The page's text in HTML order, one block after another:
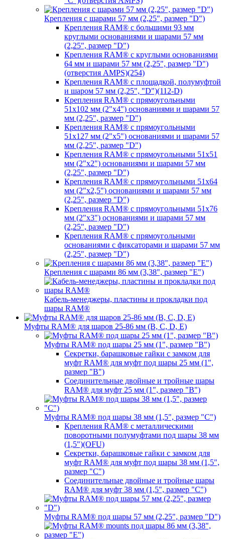
Крепления с шарами 57 мм (2,25", размер "D")
Крепления RAM® с большими 93 мм
круглыми основаниями и шарами 57 мм
(2,25", размер "D")
Крепления RAM® с круглыми основаниями
64 мм и шарами 57 мм (2,25", размер "D")
(отверстия AMPS)(254)
Крепления RAM® с площадкой, полумуфтой
и шаром 57 мм (2,25", "D")(112-D)
Крепления RAM® с прямоугольными
51х102 мм (2"х4") основаниями и шарами 57
мм (2,25", размер "D")
Крепления RAM® с прямоугольными
51х127 мм (2"х5") основаниями и шарами 57
мм (2,25", размер "D")
Крепления RAM® с прямоугольными 51х51
мм (2"х2") основаниями и шарами 57 мм
(2,25", размер "D")
Крепления RAM® с прямоугольными 51х64
мм (2"х2,5") основаниями и шарами 57 мм
(2,25", размер "D")
Крепления RAM® с прямоугольными 51х76
мм (2"х3") основаниями и шарами 57 мм
(2,25", размер "D")
Крепления RAM® с прямоугольными
основаниями с фиксаторами и шарами 57 мм
(2,25", размер "D")
Крепления с шарами 86 мм (3,38", размер "E")
Кабель-менеджеры, пластины и прокладки под
шары RAM®
Муфты RAM® для шаров 25-86 мм (B, C, D, E)
Муфты RAM® под шары 25 мм (1", размер "B")
Секретки, барашковые гайки с замком для
муфт RAM® для муфт под шары 25 мм (1",
размер "B")
Соединительные двойные и тройные шары
RAM® для муфт 25 мм (1", размер "B")
Муфты RAM® под шары 38 мм (1,5", размер "C")
Крепления RAM® с металлическими
поворотными полумуфтами под шары 38 мм
(1,5")(OFU)
Секретки, барашковые гайки с замком для
муфт RAM® для муфт под шары 38 мм (1,5",
размер "C")
Соединительные двойные и тройные шары
RAM® для муфт 38 мм (1,5", размер "C")
Муфты RAM® под шары 57 мм (2,25", размер "D")